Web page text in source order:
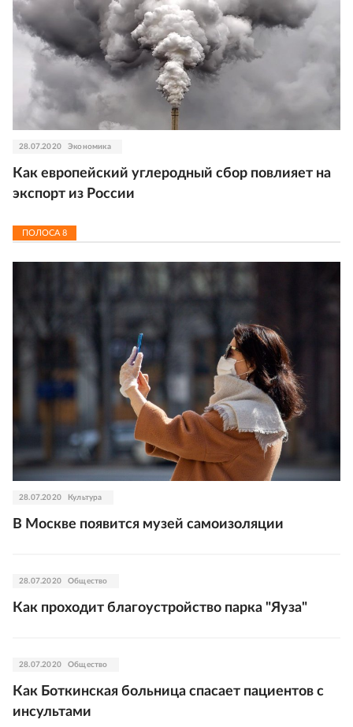
28.07.2020 Экономика
Как европейский углеродный сбор повлияет на
экспорт из России
ПОЛОСА8
28.07.2020 Культура
В Москве появится музей самоизоляции
28.07.2020 Общество
Как проходит благоустройство парка "Яуза"
28.07.2020 Общество
Как Боткинская больница спасает пациентов с
инсультами